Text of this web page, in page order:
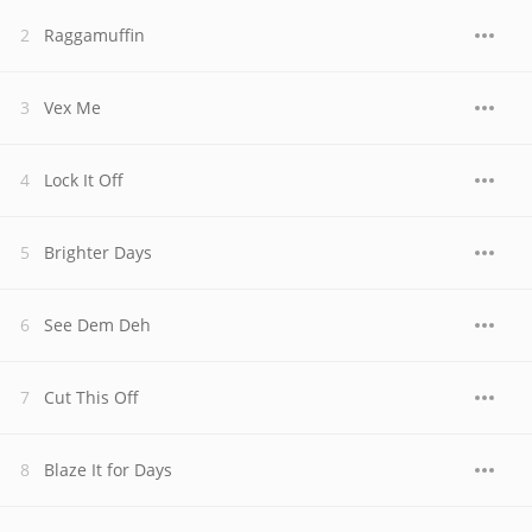
Raggamuffin
Vex Me
Lock It Off
Brighter Days
See Dem Deh
Cut This Off
Blaze It for Days